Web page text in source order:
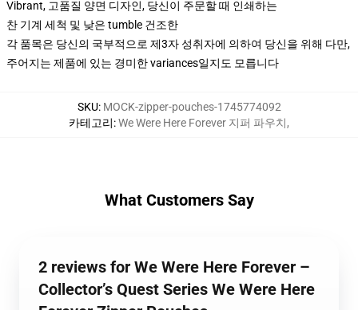
Vibrant, 고품질 양면 디자인, 당신이 주문할 때 인쇄하는
찬 기계 세척 및 낮은 tumble 건조한
각 품목은 당신의 국부적으로 제3자 성취자에 의하여 당신을 위해 다만,
주어지는 제품에 있는 경미한 variances일지도 모릅니다
SKU: MOCK-zipper-pouches-1745774092
카테고리:We Were Here Forever 지퍼 파우치,
What Customers Say
2 reviews for We Were Here Forever –
Collector’s Quest Series We Were Here